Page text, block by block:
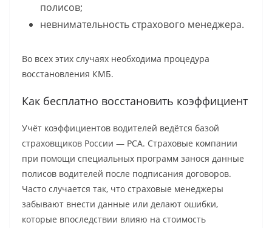
полисов;
невнимательность страхового менеджера.
Во всех этих случаях необходима процедура
восстановления КМБ.
Как бесплатно восстановить коэффициент
Учёт коэффициентов водителей ведётся базой
страховщиков России — РСА. Страховые компании
при помощи специальных программ занося данные
полисов водителей после подписания договоров.
Часто случается так, что страховые менеджеры
забывают внести данные или делают ошибки,
которые впоследствии влияю на стоимость